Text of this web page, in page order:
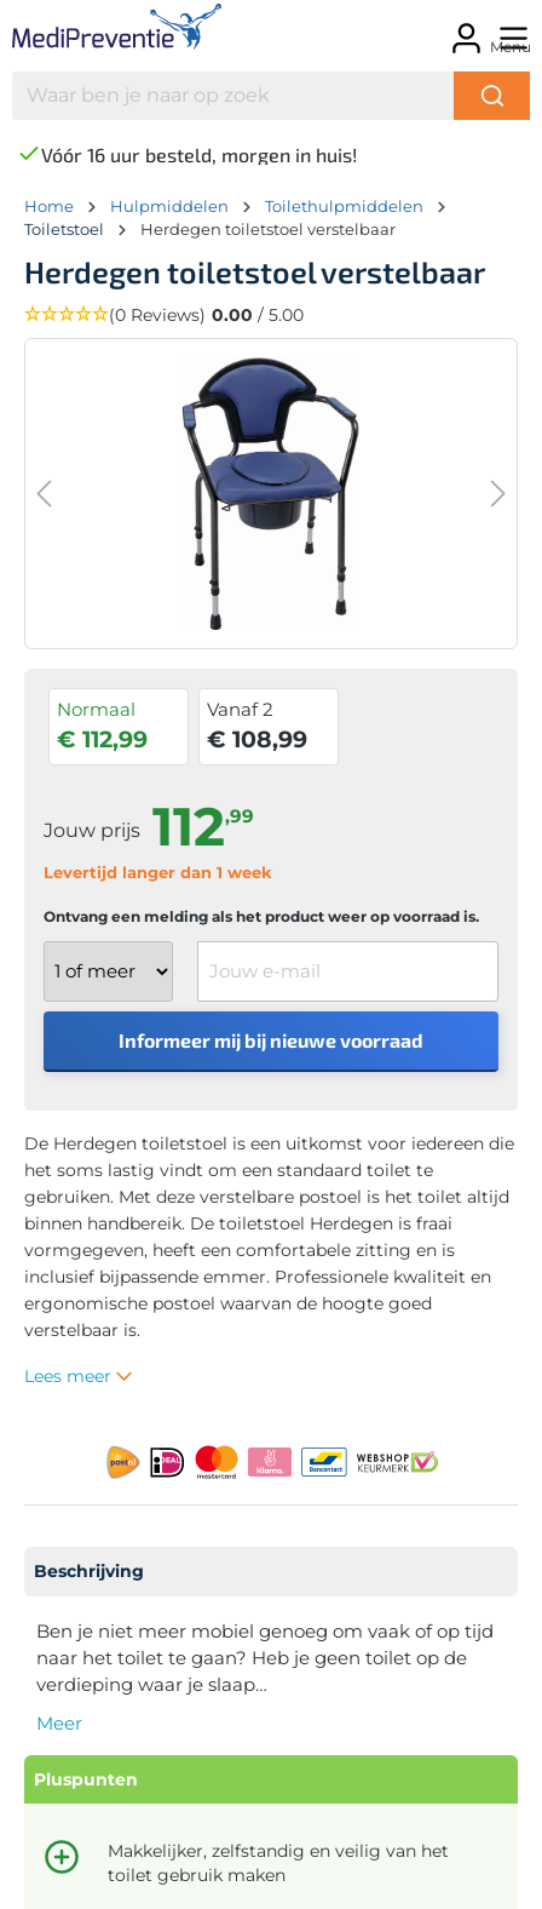
Menu
Vóór 16 uur besteld, morgen in huis!
Home Hulpmiddelen
Toilethulpmiddelen
Toiletstoel
Herdegen toiletstoel verstelbaar
Herdegen toiletstoel verstelbaar
(0 Reviews) 0.00 / 5.00
Normaal
€ 112,99
Vanaf 2
€ 108,99
Jouw prijs 112,99
Levertijd langer dan 1 week
Ontvang een melding als het product weer op voorraad is.
Informeer mij bij nieuwe voorraad
De Herdegen toiletstoel is een uitkomst voor iedereen die
het soms lastig vindt om een standaard toilet te
gebruiken. Met deze verstelbare postoel is het toilet altijd
binnen handbereik. De toiletstoel Herdegen is fraai
vormgegeven, heeft een comfortabele zitting en is
inclusief bijpassende emmer. Professionele kwaliteit en
ergonomische postoel waarvan de hoogte goed
verstelbaar is.
Lees meer
Beschrijving
Ben je niet meer mobiel genoeg om vaak of op tijd
naar het toilet te gaan? Heb je geen toilet op de
verdieping waar je slaap…
Meer
Pluspunten
Makkelijker, zelfstandig en veilig van het
toilet gebruik maken